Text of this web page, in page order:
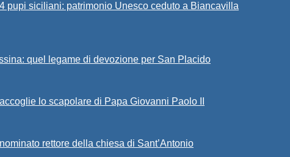
pupi siciliani: patrimonio Unesco ceduto a Biancavilla
quel legame di devozione per San Placido
lo scapolare di Papa Giovanni Paolo II
rettore della chiesa di Sant’Antonio